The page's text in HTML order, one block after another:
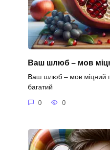
Ваш шлюб – мов
Ваш шлюб – мов міцний
багатий
0 0